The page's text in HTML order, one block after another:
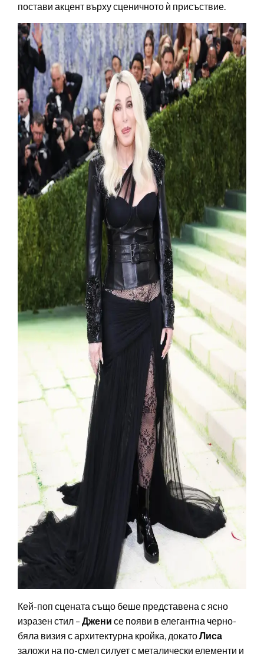
постави акцент върху сценичното ѝ присъствие.
Кей-поп сцената също беше представена с ясно
изразен стил – Джени се появи в елегантна черно-
бяла визия с архитектурна кройка, докатоЛиса
заложи на по-смел силует с металически елементи и